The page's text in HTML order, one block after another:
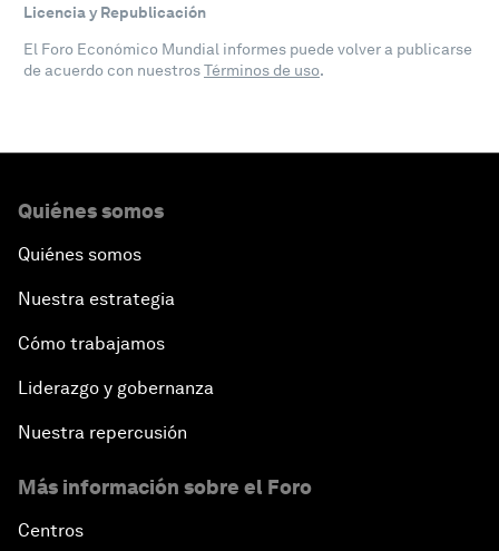
Licencia y Republicación
El Foro Económico Mundial informes puede volver a publicarse
de acuerdo con nuestrosTérminos de uso.
Quiénes somos
Quiénes somos
Nuestra estrategia
Cómo trabajamos
Liderazgo y gobernanza
Nuestra repercusión
Más información sobre el Foro
Centros